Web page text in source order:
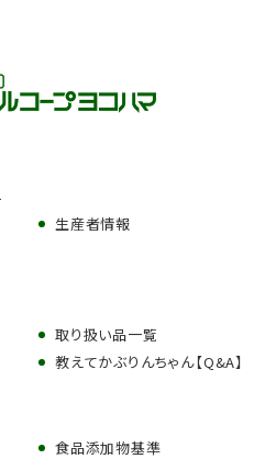
生産者情報
取り扱い品一覧
教えてかぶりんちゃん【Q&A】
食品添加物基準